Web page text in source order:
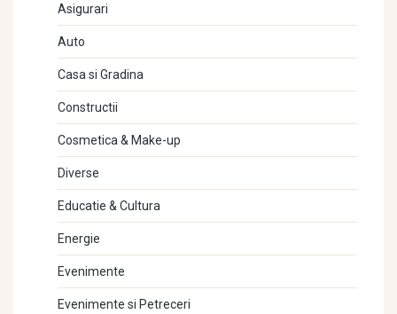
Asigurari
Auto
Casa si Gradina
Constructii
Cosmetica & Make-up
Diverse
Educatie & Cultura
Energie
Evenimente
Evenimente si Petreceri